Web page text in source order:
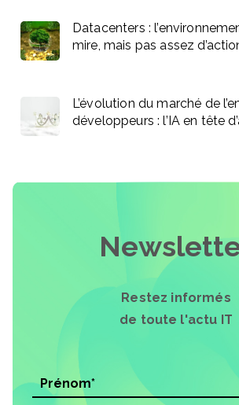
Datacenters :
mire, mais pas assez
L’évolution du marché de
développeurs : l’IA en tête
Restez informés
de toute l'actu IT